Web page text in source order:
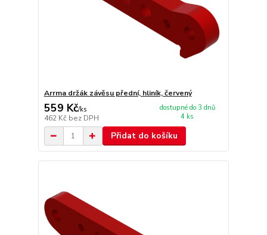
Arrma držák závěsu přední, hliník, červený
559 Kč/ks
462 Kč bez DPH
dostupné do 3 dnů
4 ks
Přidat do košíku